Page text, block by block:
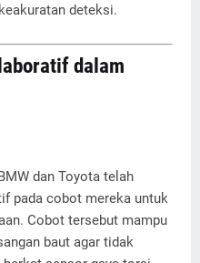
deteksi.
dalam
dan Toyota telah
pada cobot mereka untuk
Cobot tersebut mampu
baut agar tidak